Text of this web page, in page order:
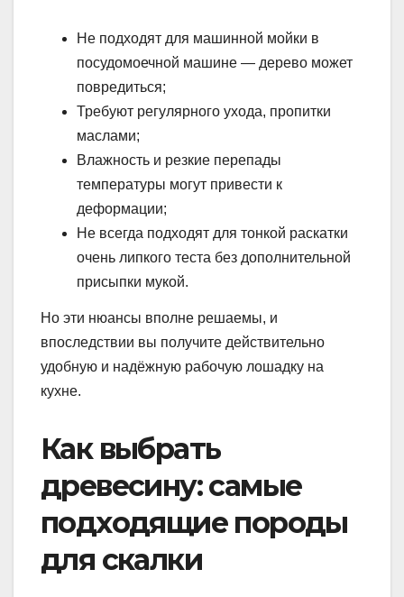
Не подходят для машинной мойки в
посудомоечной машине — дерево может
повредиться;
Требуют регулярного ухода, пропитки
маслами;
Влажность и резкие перепады
температуры могут привести к
деформации;
Не всегда подходят для тонкой раскатки
очень липкого теста без дополнительной
присыпки мукой.
Но эти нюансы вполне решаемы, и
впоследствии вы получите действительно
удобную и надёжную рабочую лошадку на
кухне.
Как выбрать
древесину: самые
подходящие породы
для скалки